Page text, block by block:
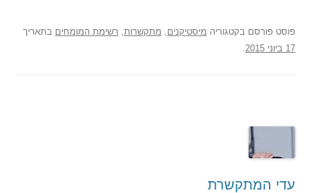
פוסט פורסם בקטגוריה מיסטיקנים, מתקשרות, רשימת המומחים בתאריך
17 ביוני 2015
.
עדי המתקשרת